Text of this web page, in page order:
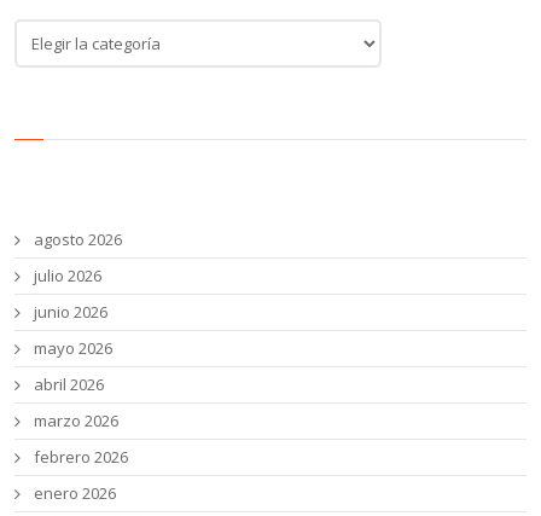
Categoría
de
noticias
agosto 2026
julio 2026
junio 2026
mayo 2026
abril 2026
marzo 2026
febrero 2026
enero 2026